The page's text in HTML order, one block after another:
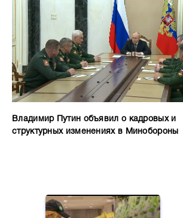
Владимир Путин объявил о кадровых и
структурных изменениях в Минобороны